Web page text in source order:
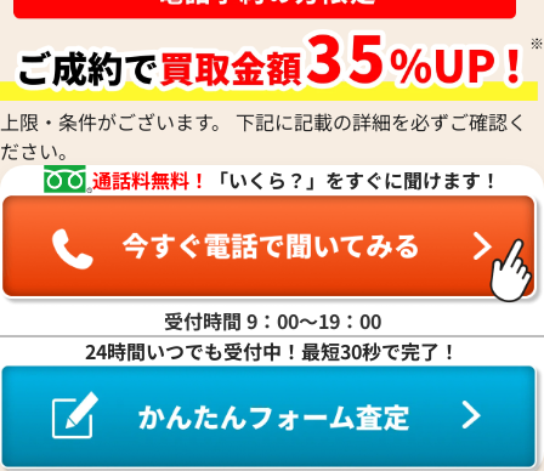
上限・条件がございます。 下記に記載の詳細を必ずご確認く
ださい。
通話料無料！
「いくら？」をすぐに聞けます！
受付時間 9：00〜19：00
24時間いつでも受付中！最短30秒で完了！